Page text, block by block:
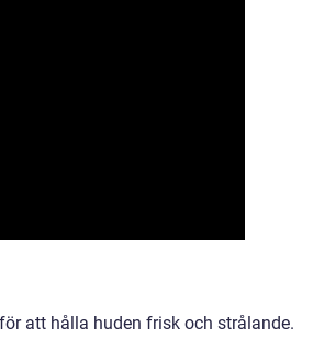
att hålla huden frisk och strålande.